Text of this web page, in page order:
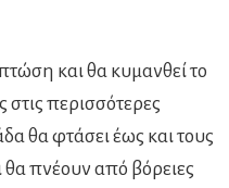
και θα κυμανθεί το
περισσότερες
θα φτάσει έως και τους
θα πνέουν από βόρειες